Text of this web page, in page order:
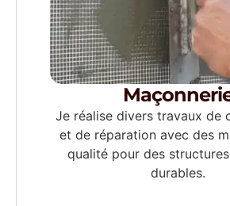
Je réalise divers travaux de
et de réparation avec des
qualité pour des
durables.